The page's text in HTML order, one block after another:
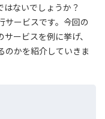
はないでしょうか？
サービスです。今回の
ービスを例に挙げ、
のかを紹介していきま